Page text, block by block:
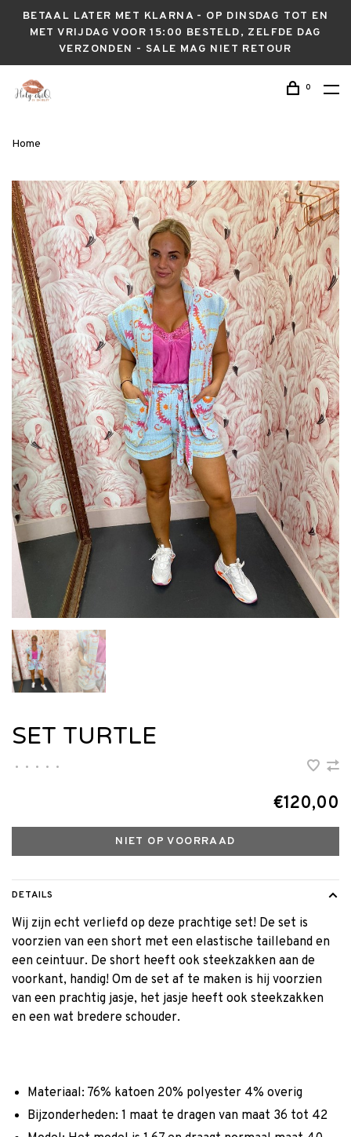
BETAAL LATER MET KLARNA - OP DINSDAG TOT EN
MET VRIJDAG VOOR 15:00 BESTELD, ZELFDE DAG
VERZONDEN - SALE MAG NIET RETOUR
0
Home
SET TURTLE
• • • • •
€120,00
NIET OP VOORRAAD
DETAILS
Wij zijn echt verliefd op deze prachtige set! De set is
voorzien van een short met een elastische tailleband en
een ceintuur. De short heeft ook steekzakken aan de
voorkant, handig! Om de set af te maken is hij voorzien
van een prachtig jasje, het jasje heeft ook steekzakken
en een wat bredere schouder.
Materiaal: 76% katoen 20% polyester 4% overig
Bijzonderheden: 1 maat te dragen van maat 36 tot 42